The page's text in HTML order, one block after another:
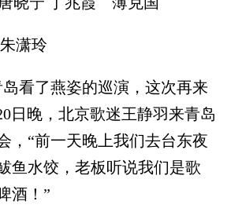
潇玲
了燕姿的巡演，这次再来
日晚，北京歌迷王静羽来青岛
，“前一天晚上我们去台东夜
鱼水饺，老板听说我们是歌
酒！”